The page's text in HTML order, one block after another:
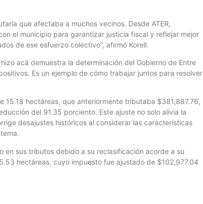
que afectaba a muchos vecinos. Desde ATER,
el municipio para garantizar justicia fiscal y reflejar mejor
de ese esfuerzo colectivo”, afirmó Korell.
acá demuestra la determinación del Gobierno de Entre
Es un ejemplo de cómo trabajar juntos para resolver
15.18 hectáreas, que anteriormente tributaba $381,887.76,
del 91.35 porciento. Este ajuste no solo alivia la
desajustes históricos al considerar las características
en sus tributos debido a su reclasificación acorde a su
hectáreas, cuyo impuesto fue ajustado de $102,977.04